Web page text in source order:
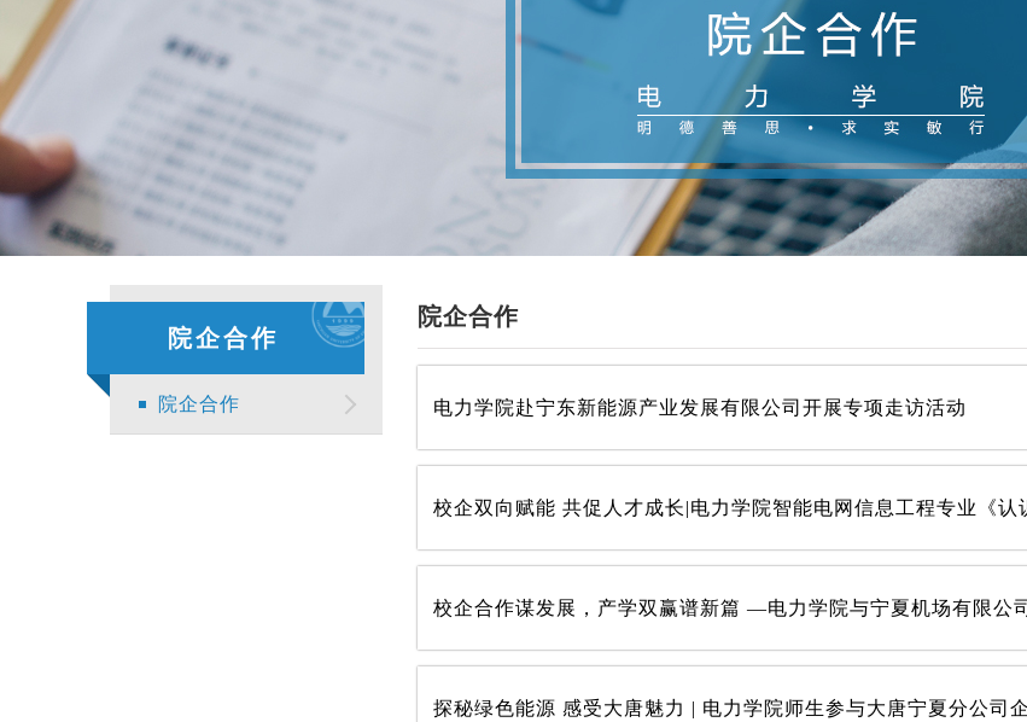
院企合作
院企合作
院企合作
电力学院赴宁东新能源产业发展有限公司开展专项走访活动
探秘绿色能源 感受大唐魅力 | 电力学院师生参与大唐宁夏分公司